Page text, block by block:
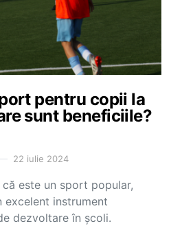
pentru copii la
sunt beneficiile?
22 iulie 2024
este un sport popular,
excelent instrument
dezvoltare în școli.